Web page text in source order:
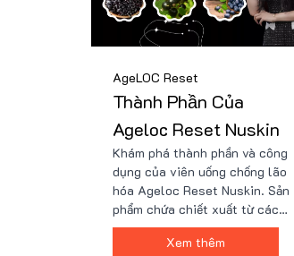
AgeLOC Reset
Thành Phần Của
Ageloc Reset Nuskin
Khám phá thành phần và công
dụng của viên uống chống lão
hóa Ageloc Reset Nuskin. Sản
phẩm chứa chiết xuất từ các
loại quả như gạo nếp cẩm, quả lý
chua đen, việt quất đen,...Công
Xem thêm